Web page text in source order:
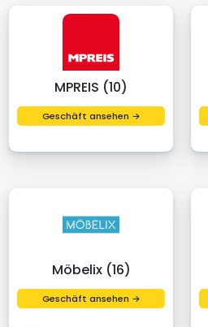
MPREIS (10)
Geschäft ansehen →
Möbelix (16)
Geschäft ansehen →